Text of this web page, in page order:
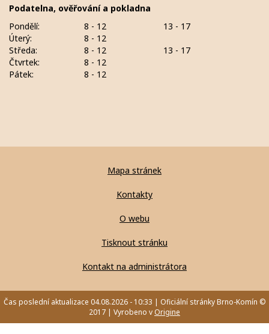
Podatelna, ověřování a pokladna
Pondělí:
8 - 12
13 - 17
Úterý:
8 - 12
Středa:
8 - 12
13 - 17
Čtvrtek:
8 - 12
Pátek:
8 - 12
Mapa stránek
Kontakty
O webu
Tisknout stránku
Kontakt na administrátora
Čas poslední aktualizace 04.08.2026 - 10:33 | Oficiální stránky Brno-Komín ©
2017 | Vyrobeno v Origine